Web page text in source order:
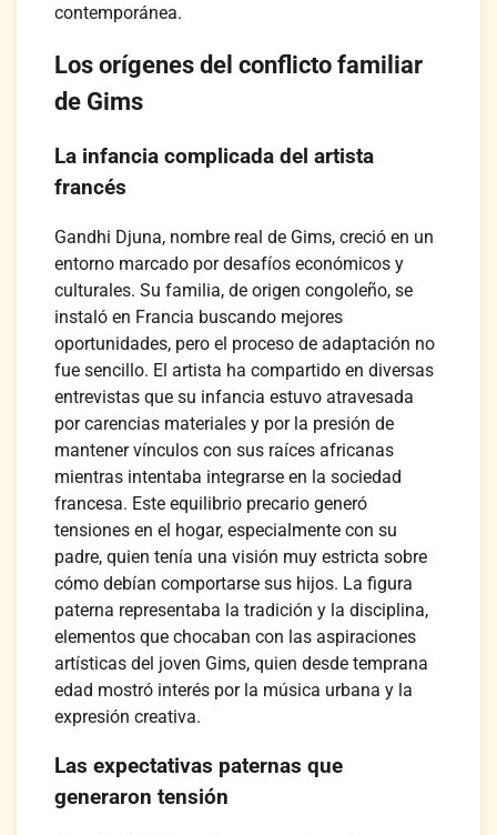
contemporánea.
Los orígenes del conflicto familiar
de Gims
La infancia complicada del artista
francés
Gandhi Djuna, nombre real de Gims, creció en un
entorno marcado por desafíos económicos y
culturales. Su familia, de origen congoleño, se
instaló en Francia buscando mejores
oportunidades, pero el proceso de adaptación no
fue sencillo. El artista ha compartido en diversas
entrevistas que su infancia estuvo atravesada
por carencias materiales y por la presión de
mantener vínculos con sus raíces africanas
mientras intentaba integrarse en la sociedad
francesa. Este equilibrio precario generó
tensiones en el hogar, especialmente con su
padre, quien tenía una visión muy estricta sobre
cómo debían comportarse sus hijos. La figura
paterna representaba la tradición y la disciplina,
elementos que chocaban con las aspiraciones
artísticas del joven Gims, quien desde temprana
edad mostró interés por la música urbana y la
expresión creativa.
Las expectativas paternas que
generaron tensión